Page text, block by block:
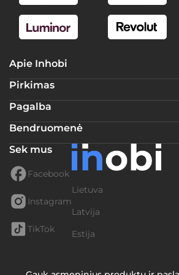
Apie Inhobi
Pirkimas
Pagalba
Bendruomenė
Sek mus
Facebook
Instagram
TikTok
Lietuva
Latvija
Estija